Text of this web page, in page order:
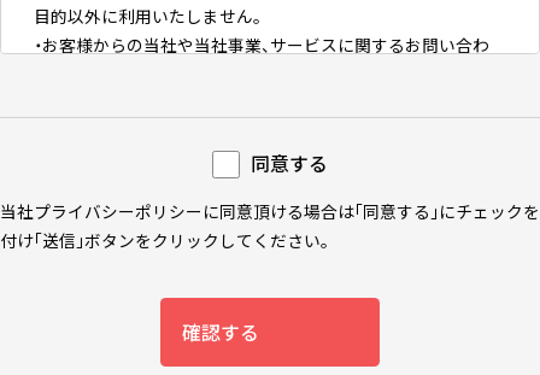
目的以外に利用いたしません。
・お客様からの当社や当社事業、サービスに関するお問い合わ
当社が問い合わせフォームで取得した個人情報は、原則として
除き第三者に提供しません。
当社が問い合わせフォームで取得した個人情報は、上記の利用
目的の達成に必要な範囲において、個人情報の取扱に関する契
約を締結し適正に取り扱っていると認められる委託先に対し
同意する
当社プライバシーポリシーに同意頂ける場合は「同意する」にチェックを
付け「送信」ボタンをクリックしてください。
確認する